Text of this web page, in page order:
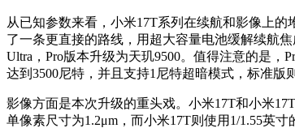
从已知参数来看，小米17T系列在续航和影像上
了一条更直接的路线，用超大容量电池缓解续航
Ultra，Pro版本升级为天玑9500。值得注意的是
达到3500尼特，并且支持1尼特超暗模式，标准版
影像方面是本次升级的重头戏。小米17T和小米
单像素尺寸为1.2μm，而小米17T则使用1/1.55英